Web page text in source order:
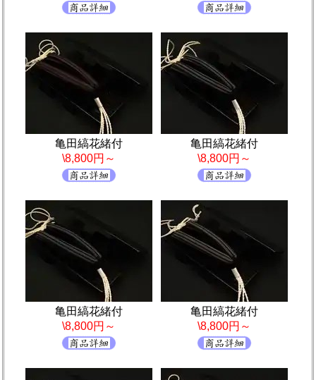
亀田縞花緒付
\8,800円～
亀田縞花緒付
\8,800円～
亀田縞花緒付
\8,800円～
亀田縞花緒付
\8,800円～